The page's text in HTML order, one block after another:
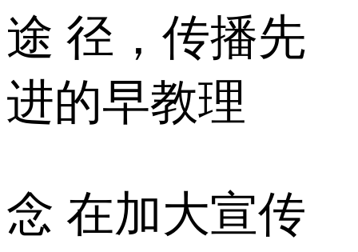
途 径，传播先
进的早教理
念 在加大宣传